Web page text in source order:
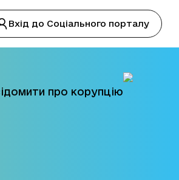
Вхід до Соціального порталу
про корупцію